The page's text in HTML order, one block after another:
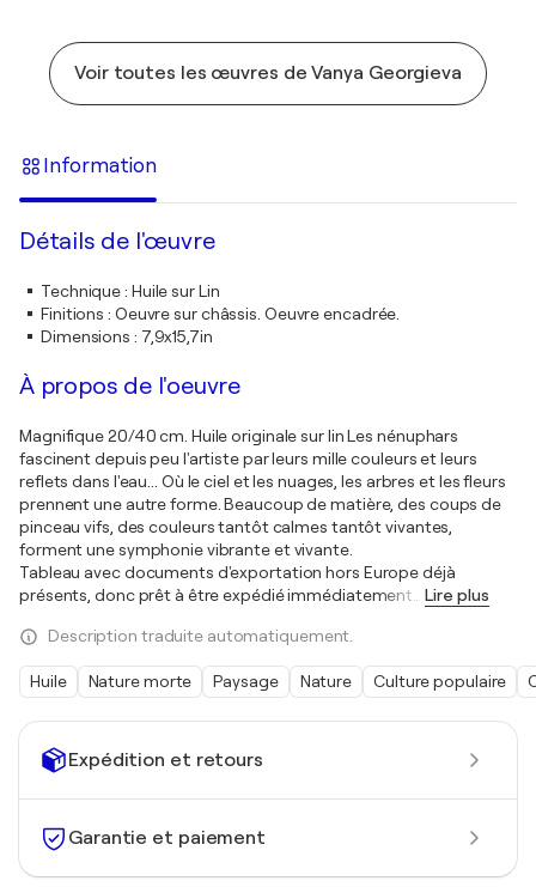
Expédition et retours
Garantie et paiement
Voir toutes les œuvres de Vanya Georgieva
Information
Détails de l'œuvre
Technique: Huile sur Lin
Finitions : Oeuvre sur châssis. Oeuvre encadrée.
Dimensions : 7,9x15,7in
À propos de l'oeuvre
Magnifique 20/40 cm. Huile originale sur lin Les nénuphars
fascinent depuis peu l'artiste par leurs mille couleurs et leurs
reflets dans l'eau... Où le ciel et les nuages, les arbres et les fleurs
prennent une autre forme. Beaucoup de matière, des coups de
pinceau vifs, des couleurs tantôt calmes tantôt vivantes,
forment une symphonie vibrante et vivante.
Tableau avec documents d'exportation hors Europe déjà
présents, donc prêt à être expédié immédiatement
Lire plus
Description traduite automatiquement.
Huile Nature morte Paysage Nature Culture populaire